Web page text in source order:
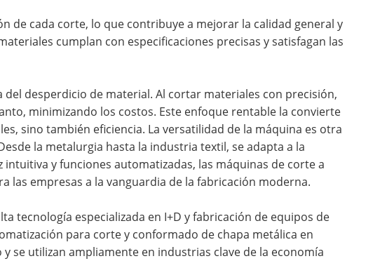
de cada corte, lo que contribuye a mejorar la calidad general y
cumplan con especificaciones precisas y satisfagan las
desperdicio de material. Al cortar materiales con precisión,
minimizando los costos. Este enfoque rentable la convierte
sino también eficiencia. La versatilidad de la máquina es otra
la metalurgia hasta la industria textil, se adapta a la
y funciones automatizadas, las máquinas de corte a
las empresas a la vanguardia de la fabricación moderna.
tecnología especializada en I+D y fabricación de equipos de
para corte y conformado de chapa metálica en
se utilizan ampliamente en industrias clave de la economía